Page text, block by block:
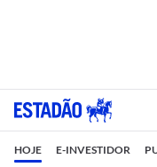
HOJE E-INVESTIDOR